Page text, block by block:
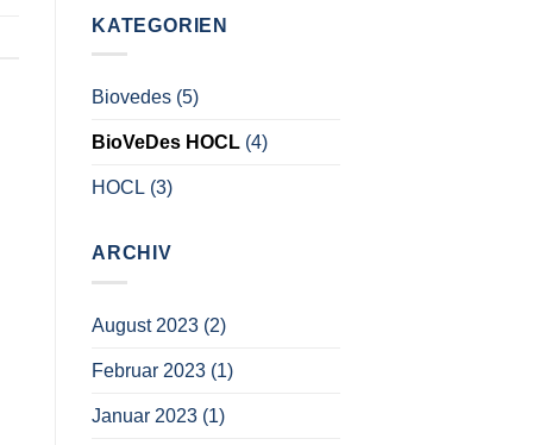
KATEGORIEN
Biovedes (5)
BioVeDes HOCL (4)
HOCL (3)
ARCHIV
August 2023 (2)
Februar 2023 (1)
Januar 2023 (1)